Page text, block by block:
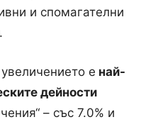
и спомагателни
е най-
дейности
– със 7.0% и